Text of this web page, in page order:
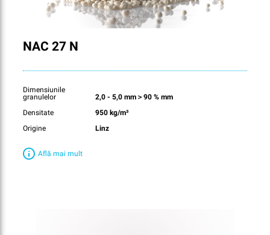
NAC 27 N
Dimensiunile
granulelor
2,0 - 5,0 mm＞90 % mm
Densitate
950 kg/m³
Origine
Linz
Află mai mult